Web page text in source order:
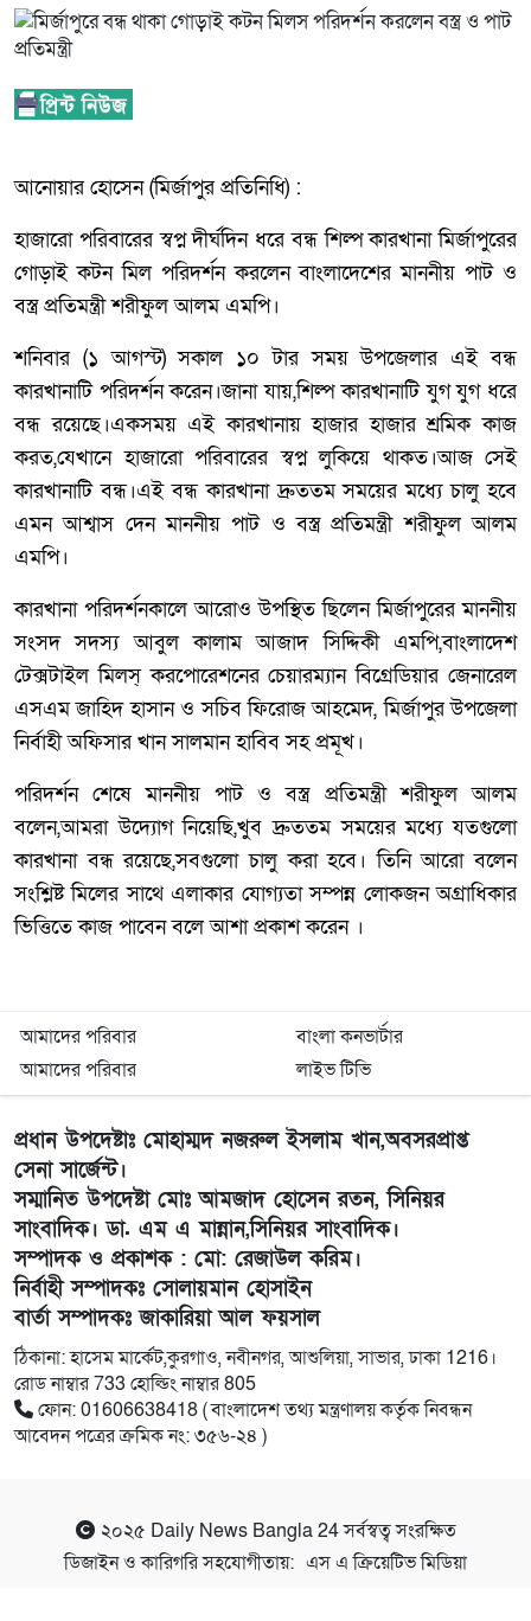
আনোয়ার হোসেন (মির্জাপুর প্রতিনিধি) :
হাজারো পরিবারের স্বপ্ন দীর্ঘদিন ধরে বন্ধ শিল্প কারখানা মির্জাপুরের
গোড়াই কটন মিল পরিদর্শন করলেন বাংলাদেশের মাননীয় পাট ও
বস্ত্র প্রতিমন্ত্রী শরীফুল আলম এমপি।
শনিবার (১ আগস্ট) সকাল ১০ টার সময় উপজেলার এই বন্ধ
কারখানাটি পরিদর্শন করেন।জানা যায়,শিল্প কারখানাটি যুগ যুগ ধরে
বন্ধ রয়েছে।একসময় এই কারখানায় হাজার হাজার শ্রমিক কাজ
করত,যেখানে হাজারো পরিবারের স্বপ্ন লুকিয়ে থাকত।আজ সেই
কারখানাটি বন্ধ।এই বন্ধ কারখানা দ্রুততম সময়ের মধ্যে চালু হবে
এমন আশ্বাস দেন মাননীয় পাট ও বস্ত্র প্রতিমন্ত্রী শরীফুল আলম
এমপি।
কারখানা পরিদর্শনকালে আরোও উপস্থিত ছিলেন মির্জাপুরের মাননীয়
সংসদ সদস্য আবুল কালাম আজাদ সিদ্দিকী এমপি,বাংলাদেশ
টেক্সটাইল মিলস্ করপোরেশনের চেয়ারম্যান বিগ্রেডিয়ার জেনারেল
এসএম জাহিদ হাসান ও সচিব ফিরোজ আহমেদ, মির্জাপুর উপজেলা
নির্বাহী অফিসার খান সালমান হাবিব সহ প্রমূখ।
পরিদর্শন শেষে মাননীয় পাট ও বস্ত্র প্রতিমন্ত্রী শরীফুল আলম
বলেন,আমরা উদ্যোগ নিয়েছি,খুব দ্রুততম সময়ের মধ্যে যতগুলো
কারখানা বন্ধ রয়েছে,সবগুলো চালু করা হবে। তিনি আরো বলেন
সংশ্লিষ্ট মিলের সাথে এলাকার যোগ্যতা সম্পন্ন লোকজন অগ্রাধিকার
ভিত্তিতে কাজ পাবেন বলে আশা প্রকাশ করেন ।
আমাদের পরিবার
বাংলা কনভার্টার
আমাদের পরিবার
লাইভ টিভি
প্রধান উপদেষ্টাঃ মোহাম্মদ নজরুল ইসলাম খান,অবসরপ্রাপ্ত
সেনা সার্জেন্ট।
সম্মানিত উপদেষ্টা মোঃ আমজাদ হোসেন রতন, সিনিয়র
সাংবাদিক। ডা. এম এ মান্নান,সিনিয়র সাংবাদিক।
সম্পাদক ও প্রকাশক : মো: রেজাউল করিম।
নির্বাহী সম্পাদকঃ সোলায়মান হোসাইন
বার্তা সম্পাদকঃ জাকারিয়া আল ফয়সাল
ঠিকানা: হাসেম মার্কেট,কুরগাও, নবীনগর, আশুলিয়া, সাভার, ঢাকা 1216।
রোড নাম্বার 733 হোল্ডিং নাম্বার 805
ফোন: 01606638418 ( বাংলাদেশ তথ্য মন্ত্রণালয় কর্তৃক নিবন্ধন
আবেদন পত্রের ক্রমিক নং: ৩৫৬-২৪ )
২০২৫ Daily News Bangla 24সর্বস্বত্ব সংরক্ষিত
ডিজাইন ও কারিগরি সহযোগীতায়: এস এ ক্রিয়েটিভ মিডিয়া